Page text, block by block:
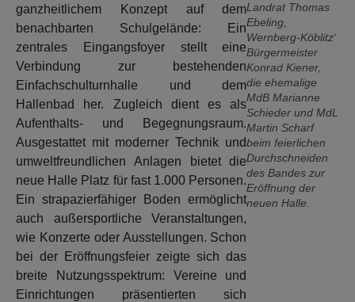
Landrat Thomas
Ebeling,
Wernberg-Köblitz‘
Bürgermeister
Konrad Kiener,
die ehemalige
MdB Marianne
Schieder und MdL
Martin Scharf
beim feierlichen
Durchschneiden
des Bandes zur
Eröffnung der
neuen Halle.
ganzheitlichem Konzept auf dem
benachbarten Schulgelände: Ein
zentrales Eingangsfoyer stellt eine
Verbindung zur bestehenden
Einfachschulturnhalle und dem
Hallenbad her. Zugleich dient es als
Aufenthalts- und Begegnungsraum.
Ausgestattet mit moderner Technik und
umweltfreundlichen Anlagen bietet die
neue Halle Platz für fast 1.000 Personen.
Ein strapazierfähiger Boden ermöglicht
auch außersportliche Veranstaltungen,
wie Konzerte oder Ausstellungen. Schon
bei der Eröffnungsfeier zeigte sich das
breite Nutzungsspektrum: Vereine und
Einrichtungen präsentierten sich